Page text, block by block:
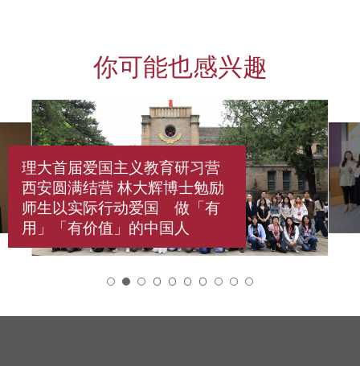
你可能也感兴趣
理大首届爱国主义教育研习营
西安圆满结营 林大辉博士勉励
师生以实际行动爱国 做「有
用」「有价值」的中国人